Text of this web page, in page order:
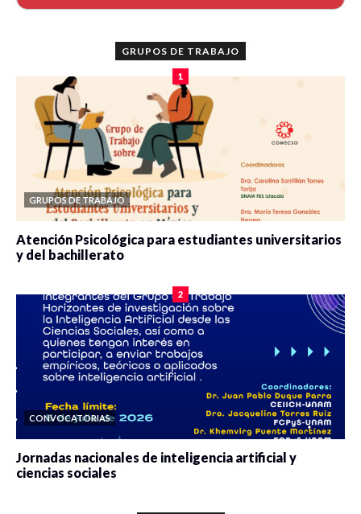
GRUPOS DE TRABAJO
1
GRUPOS DE TRABAJO
Atención Psicológica para estudiantes universitarios
y del bachillerato
2
CONVOCATORIAS
Jornadas nacionales de inteligencia artificial y
ciencias sociales